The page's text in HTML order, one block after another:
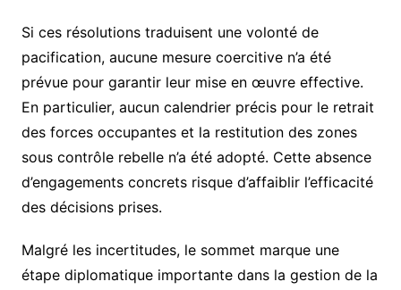
Si ces résolutions traduisent une volonté de
pacification, aucune mesure coercitive n’a été
prévue pour garantir leur mise en œuvre effective.
En particulier, aucun calendrier précis pour le retrait
des forces occupantes et la restitution des zones
sous contrôle rebelle n’a été adopté. Cette absence
d’engagements concrets risque d’affaiblir l’efficacité
des décisions prises.
Malgré les incertitudes, le sommet marque une
étape diplomatique importante dans la gestion de la